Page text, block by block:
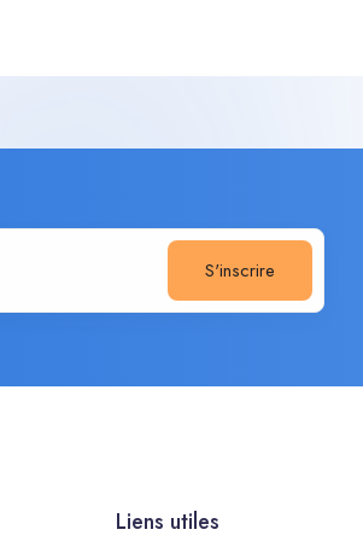
S'inscrire
Liens utiles